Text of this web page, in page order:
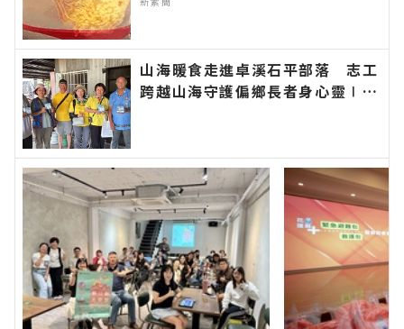
山海暖食走進卓溪石平部落 志工
跨越山海守護偏鄉長者身心靈∣花
訊！